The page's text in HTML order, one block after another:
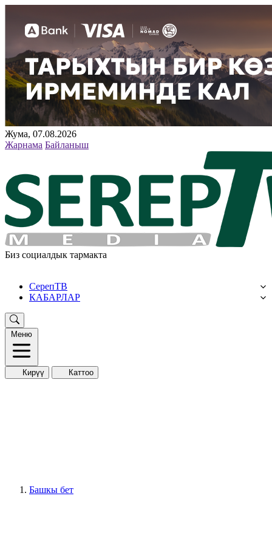
Жума, 07.08.2026
Жарнама Байланыш
Биз социалдык тармакта
СерепТВ
КАБАРЛАР
Меню
Кирүү Каттоо
Башкы бет